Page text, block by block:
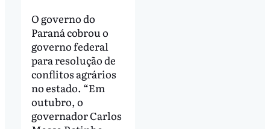
O governo do
Paraná cobrou o
governo federal
para resolução de
conflitos agrários
no estado. “Em
outubro, o
governador Carlos